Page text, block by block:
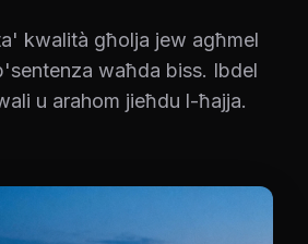
kwalità għolja jew agħmel
waħda biss. Ibdel
u arahom jieħdu l-ħajja.